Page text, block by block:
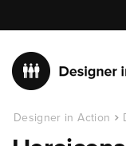
Designer in Action